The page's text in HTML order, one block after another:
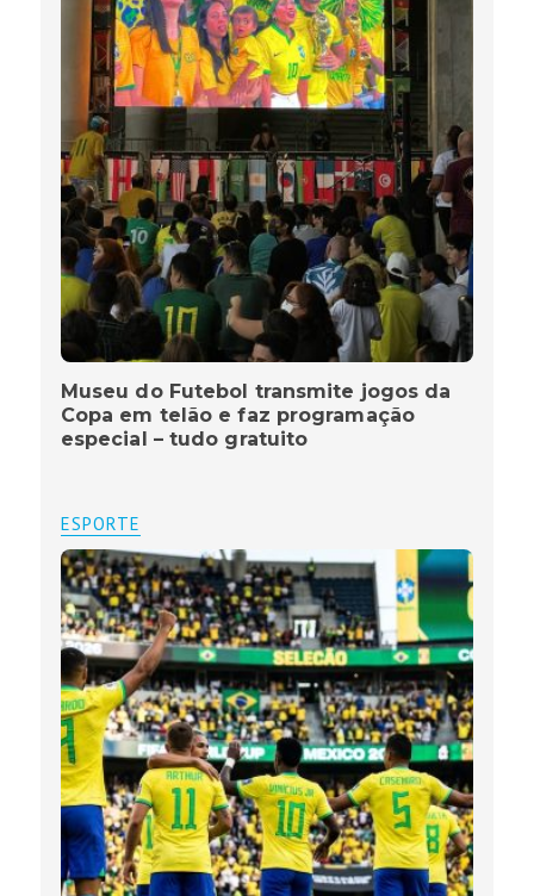
Museu do Futebol transmite jogos da
Copa em telão e faz programação
especial – tudo gratuito
ESPORTE